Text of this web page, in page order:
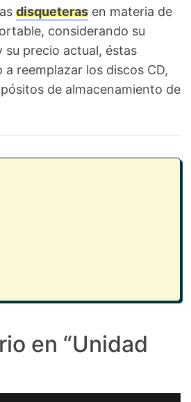
disqueteras en materia de
considerando su
su precio actual, éstas
a reemplazar los discos CD,
de almacenamiento de
en “Unidad